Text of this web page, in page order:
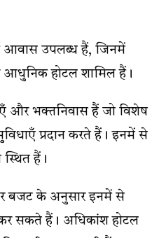
के आवास उपलब्ध हैं, जिनमें
आधुनिक होटल शामिल हैं।
और भक्तनिवास हैं जो विशेष
प्रदान करते हैं। इनमें से
हैं।
के अनुसार इनमें से
सकते हैं। अधिकांश होटल